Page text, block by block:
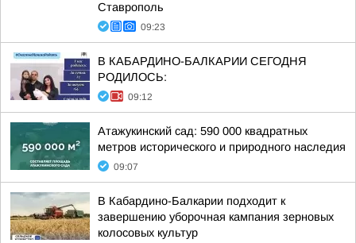
Ставрополь
09:23
В КАБАРДИНО-БАЛКАРИИ СЕГОДНЯ
РОДИЛОСЬ:
09:12
Атажукинский сад: 590 000 квадратных
метров исторического и природного наследия
09:07
В Кабардино-Балкарии подходит к
завершению уборочная кампания зерновых
колосовых культур